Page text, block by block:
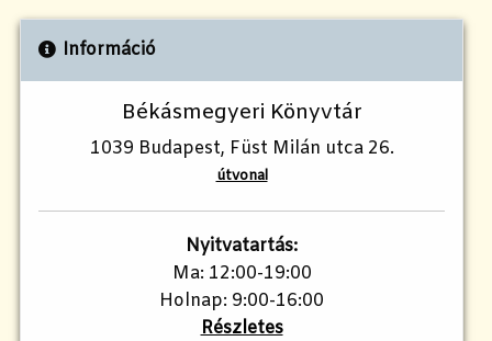
Információ
Békásmegyeri Könyvtár
1039 Budapest, Füst Milán utca 26.
útvonal
Nyitvatartás:
Ma: 12:00-19:00
Holnap: 9:00-16:00
Részletes